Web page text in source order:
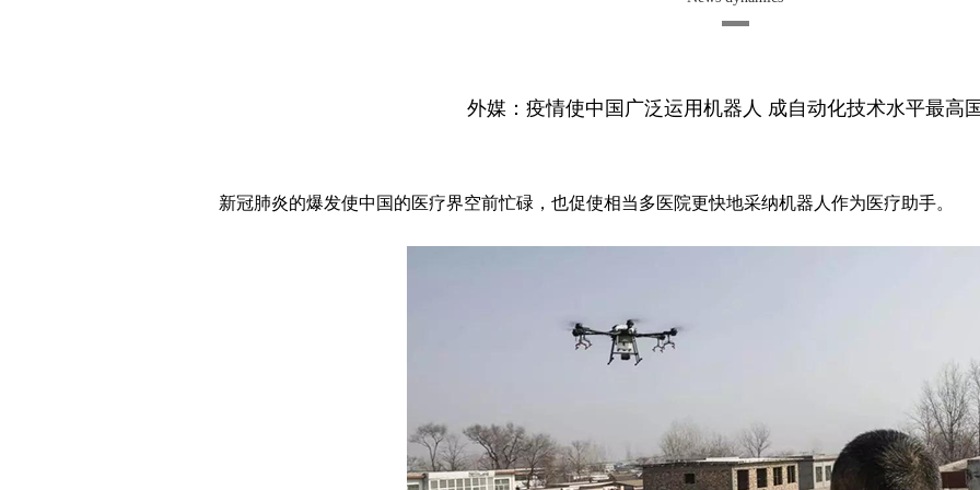
外媒：疫情使中国广泛运用机器人 成自动化技术水平最高
新冠肺炎的爆发使中国的医疗界空前忙碌，也促使相当多医院更快地采纳机器人作为医疗助手。